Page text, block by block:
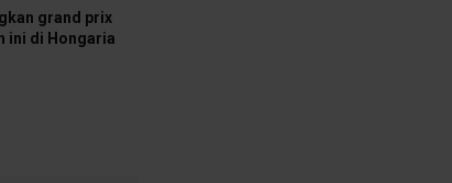
grand prix
ini di Hongaria